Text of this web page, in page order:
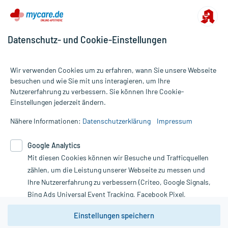
Alle Preise gelten inkl. MwSt., ggf. zzgl. Versandkosten
Informationen auf dieser Website werden ausschließlich für
die Untersuchung und Behandlung durch einen Arzt. Bitte
Therapien eingeleitet werden können. | Diese Webseite benutzt
Google Analytics. Lesen Sie bitte dazu die wichtigen Hinweise in
unserer Datenschutzerklärung. Für den Widerruf einer Bestellung
nutzen Sie das Formular:
Vertrag widerrufen
Datenschutz- und Cookie-Einstellungen
Wir verwenden Cookies um zu erfahren, wann Sie unsere Webseite
besuchen und wie Sie mit uns interagieren, um Ihre
Nutzererfahrung zu verbessern. Sie können Ihre Cookie-
Einstellungen jederzeit ändern.
Nähere Informationen: Datenschutzerklärung Impressum
Google Analytics
Mit diesen Cookies können wir Besuche und Trafficquellen
zählen, um die Leistung unserer Webseite zu messen und
Ihre Nutzererfahrung zu verbessern (Criteo, Google Signals,
Bing Ads Universal Event Tracking, Facebook Pixel,
Youtube-Social Plugin).
Einstellungen speichern